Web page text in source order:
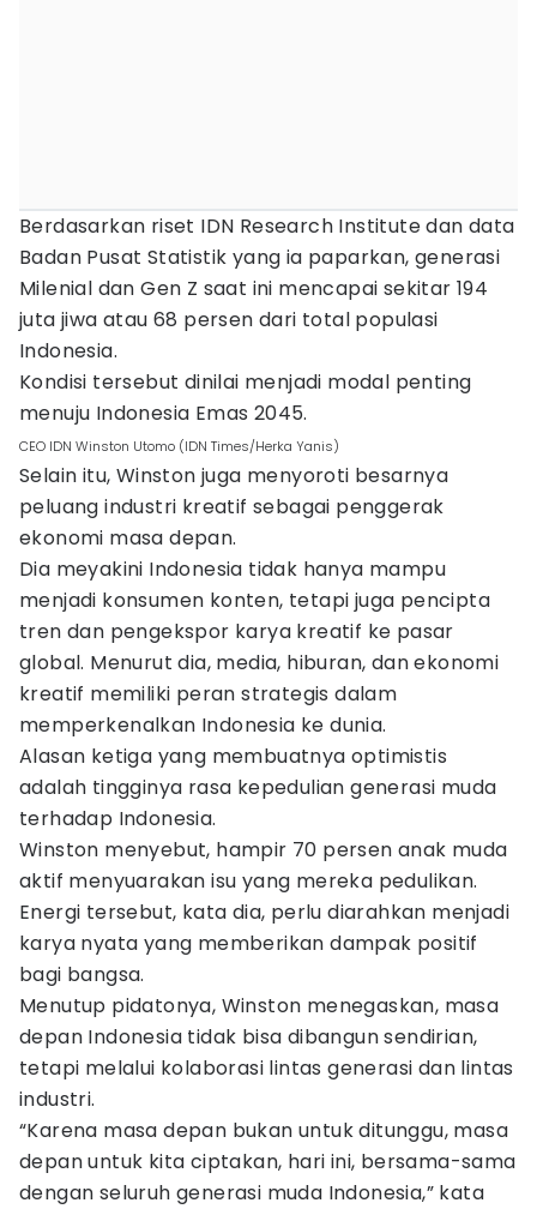
Berdasarkan riset IDN Research Institute dan data
Badan Pusat Statistik yang ia paparkan, generasi
Milenial dan Gen Z saat ini mencapai sekitar 194
juta jiwa atau 68 persen dari total populasi
Indonesia.
Kondisi tersebut dinilai menjadi modal penting
menuju Indonesia Emas 2045.
CEO IDN Winston Utomo (IDN Times/Herka Yanis)
Selain itu, Winston juga menyoroti besarnya
peluang industri kreatif sebagai penggerak
ekonomi masa depan.
Dia meyakini Indonesia tidak hanya mampu
menjadi konsumen konten, tetapi juga pencipta
tren dan pengekspor karya kreatif ke pasar
global. Menurut dia, media, hiburan, dan ekonomi
kreatif memiliki peran strategis dalam
memperkenalkan Indonesia ke dunia.
Alasan ketiga yang membuatnya optimistis
adalah tingginya rasa kepedulian generasi muda
terhadap Indonesia.
Winston menyebut, hampir 70 persen anak muda
aktif menyuarakan isu yang mereka pedulikan.
Energi tersebut, kata dia, perlu diarahkan menjadi
karya nyata yang memberikan dampak positif
bagi bangsa.
Menutup pidatonya, Winston menegaskan, masa
depan Indonesia tidak bisa dibangun sendirian,
tetapi melalui kolaborasi lintas generasi dan lintas
industri.
“Karena masa depan bukan untuk ditunggu, masa
depan untuk kita ciptakan, hari ini, bersama-sama
dengan seluruh generasi muda Indonesia,” kata